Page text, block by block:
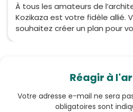
À tous les amateurs de
Kozikaza est votre fidèle allié.
souhaitez créer un plan pour
Réagir à
Votre adresse e-mail ne sera
obligatoires sont